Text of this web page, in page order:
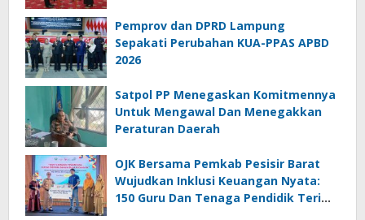
Pemprov dan DPRD Lampung
Sepakati Perubahan KUA-PPAS APBD
2026
Satpol PP Menegaskan Komitmennya
Untuk Mengawal Dan Menegakkan
Peraturan Daerah
OJK Bersama Pemkab Pesisir Barat
Wujudkan Inklusi Keuangan Nyata:
150 Guru Dan Tenaga Pendidik Terima